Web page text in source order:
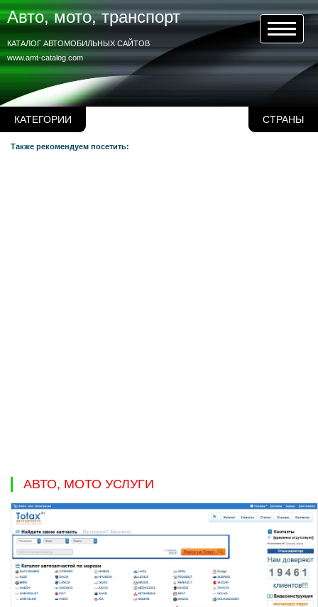
КАТЕГОРИИ СТРАНЫ
Авто, мото, транспорт
www.amt-catalog.com
КАТАЛОГ АВТОМОБИЛЬНЫХ САЙТОВ
Также рекомендуем посетить:
АВТО, МОТО УСЛУГИ